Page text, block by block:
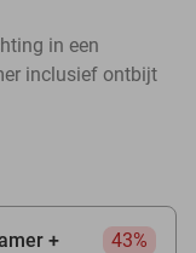
in een
inclusief ontbijt
+
43%